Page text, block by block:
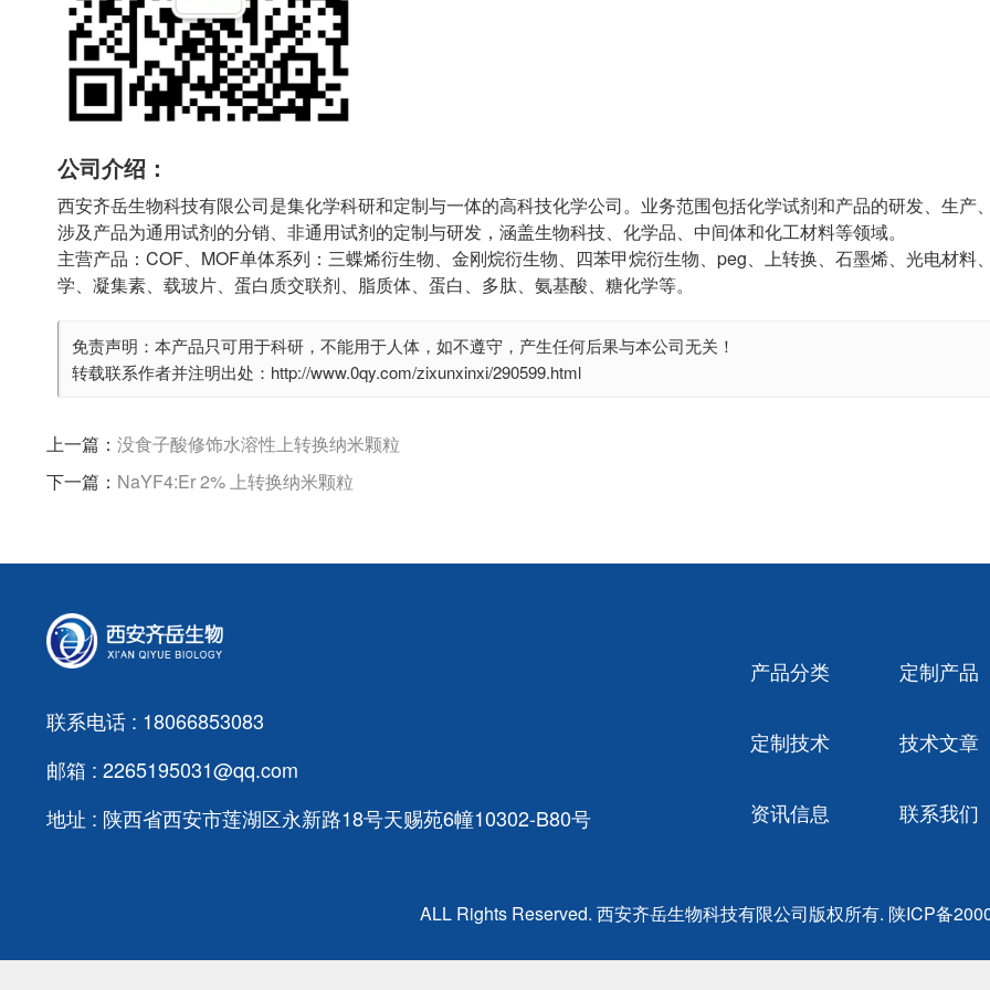
公司介绍：
西安齐岳生物科技有限公司是集化学科研和定制与一体的高科技化学公司。业务范围包括化学试剂和产品的研发、生产、
涉及产品为通用试剂的分销、非通用试剂的定制与研发，涵盖生物科技、化学品、中间体和化工材料等领域。
主营产品：COF、MOF单体系列：三蝶烯衍生物、金刚烷衍生物、四苯甲烷衍生物、peg、上转换、石墨烯、光电材料
学、凝集素、载玻片、蛋白质交联剂、脂质体、蛋白、多肽、氨基酸、糖化学等。
免责声明：本产品只可用于科研，不能用于人体，如不遵守，产生任何后果与本公司无关！
转载联系作者并注明出处：http://www.0qy.com/zixunxinxi/290599.html
上一篇： 没食子酸修饰水溶性上转换纳米颗粒
下一篇： NaYF4:Er 2% 上转换纳米颗粒
联系电话 : 18066853083
邮箱 : 2265195031@qq.com
地址 : 陕西省西安市莲湖区永新路18号天赐苑6幢10302-B80号
产品分类 定制产品
定制技术 技术文章
资讯信息 联系我们
ALL Rights Reserved. 西安齐岳生物科技有限公司版权所有. 陕ICP备